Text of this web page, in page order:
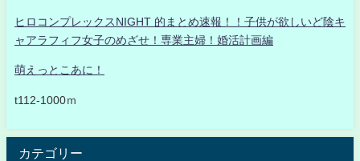
ヒロコンプレックスNIGHT 的まとめ速報！！子供が欲しいど陰キ
ャアラフィフ女子のめざせ！専業主婦！婚活計画編
萌えっとこあに！
t112-1000ｍ
カテゴリー